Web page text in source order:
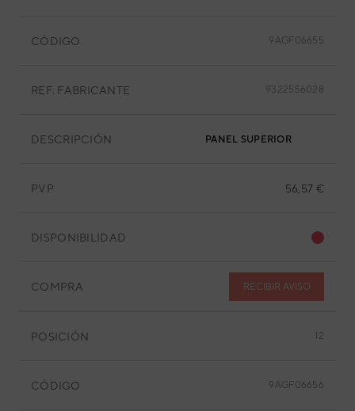
CÓDIGO 9AGF06655
REF. FABRICANTE 9322556028
DESCRIPCIÓN PANEL SUPERIOR
PVP 56,57 €
DISPONIBILIDAD
COMPRA RECIBIR AVISO
POSICIÓN 12
CÓDIGO 9AGF06656